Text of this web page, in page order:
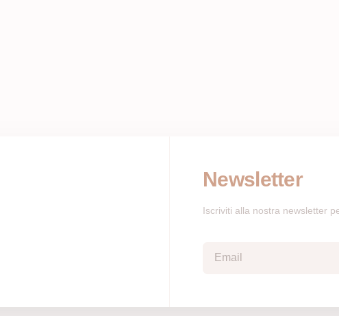
Newsletter
Iscriviti alla nostra newsletter